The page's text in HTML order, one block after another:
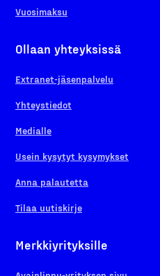
Vuosimaksu
Ollaan yhteyksissä
Extranet-jäsenpalvelu
Yhteystiedot
Medialle
Usein kysytyt kysymykset
Anna palautetta
Tilaa uutiskirje
Merkkiyrityksille